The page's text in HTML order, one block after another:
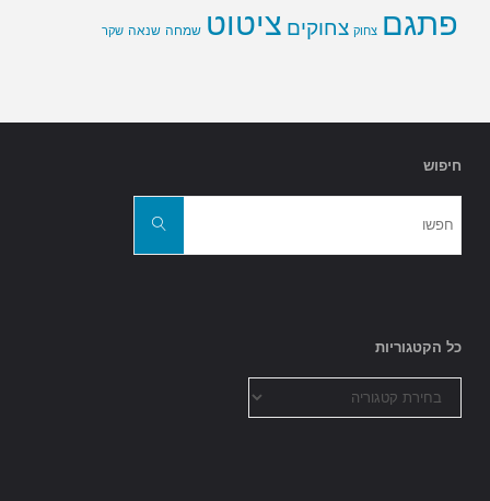
פתגם צחוק צחוקים ציטוט שמחה שנאה שקר
חיפוש
חפשו
כל הקטגוריות
הקטגוריות